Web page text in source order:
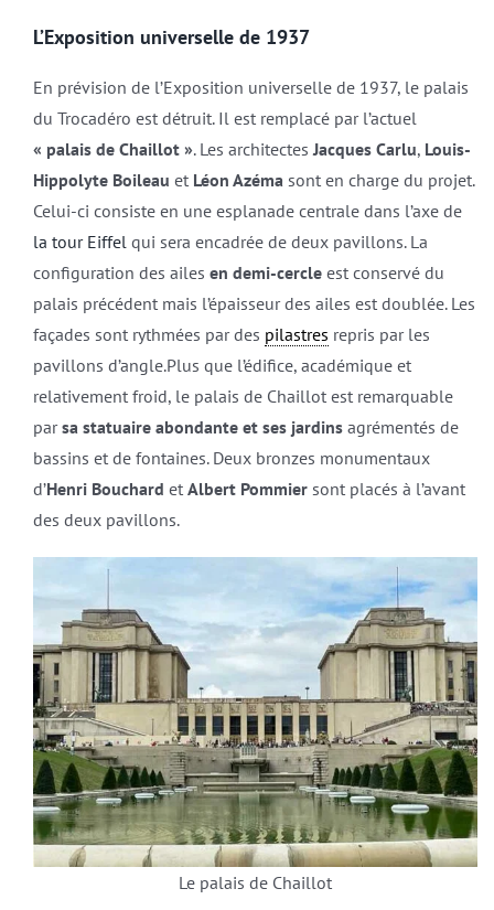
L’Exposition universelle de 1937
En prévision de l’Exposition universelle de 1937, le palais
du Trocadéro est détruit. Il est remplacé par l’actuel
« palais de Chaillot ». Les architectes Jacques Carlu, Louis-
Hippolyte Boileau et Léon Azéma sont en charge du projet.
Celui-ci consiste en une esplanade centrale dans l’axe de
la tour Eiffel qui sera encadrée de deux pavillons. La
configuration des ailes en demi-cercle est conservé du
palais précédent mais l’épaisseur des ailes est doublée. Les
façades sont rythmées par des pilastres repris par les
pavillons d’angle.Plus que l’édifice, académique et
relativement froid, le palais de Chaillot est remarquable
parsa statuaire abondante et ses jardins agrémentés de
bassins et de fontaines. Deux bronzes monumentaux
d’Henri Bouchard et Albert Pommiersont placés à l’avant
des deux pavillons.
Le palais de Chaillot